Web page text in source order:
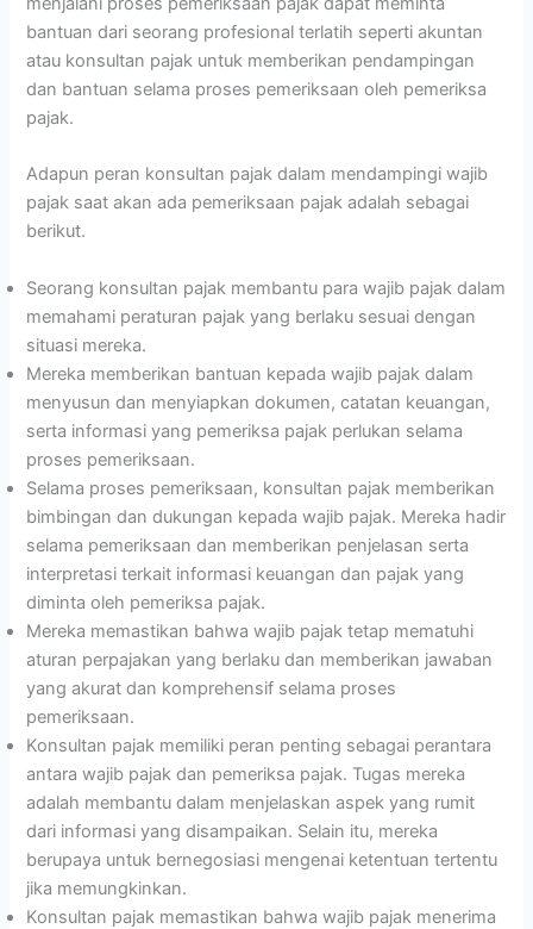
bantuan dari seorang profesional terlatih seperti akuntan
atau konsultan pajak untuk memberikan pendampingan
dan bantuan selama proses pemeriksaan oleh pemeriksa
pajak.
Adapun peran konsultan pajak dalam mendampingi wajib
pajak saat akan ada pemeriksaan pajak adalah sebagai
berikut.
Seorang konsultan pajak membantu para wajib pajak dalam
memahami peraturan pajak yang berlaku sesuai dengan
situasi mereka.
Mereka memberikan bantuan kepada wajib pajak dalam
menyusun dan menyiapkan dokumen, catatan keuangan,
serta informasi yang pemeriksa pajak perlukan selama
proses pemeriksaan.
Selama proses pemeriksaan, konsultan pajak memberikan
bimbingan dan dukungan kepada wajib pajak. Mereka hadir
selama pemeriksaan dan memberikan penjelasan serta
interpretasi terkait informasi keuangan dan pajak yang
diminta oleh pemeriksa pajak.
Mereka memastikan bahwa wajib pajak tetap mematuhi
aturan perpajakan yang berlaku dan memberikan jawaban
yang akurat dan komprehensif selama proses
pemeriksaan.
Konsultan pajak memiliki peran penting sebagai perantara
antara wajib pajak dan pemeriksa pajak. Tugas mereka
adalah membantu dalam menjelaskan aspek yang rumit
dari informasi yang disampaikan. Selain itu, mereka
berupaya untuk bernegosiasi mengenai ketentuan tertentu
jika memungkinkan.
Konsultan pajak memastikan bahwa wajib pajak menerima